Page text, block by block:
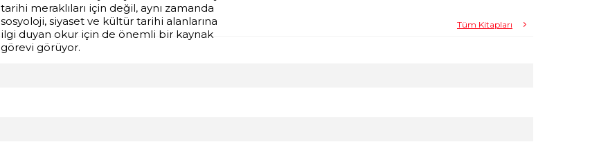
tarihi meraklıları için değil, aynı zamanda
sosyoloji, siyaset ve kültür tarihi alanlarına
ilgi duyan okur için de önemli bir kaynak
görevi görüyor.
Tüm Kitapları